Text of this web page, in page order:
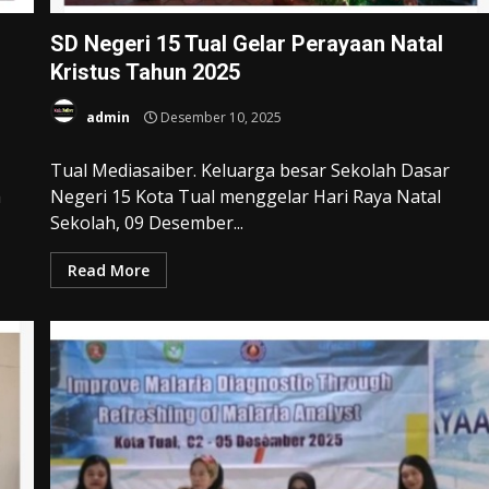
SD Negeri 15 Tual Gelar Perayaan Natal
Kristus Tahun 2025
admin Desember 10, 2025
Tual Mediasaiber. Keluarga besar Sekolah Dasar
Negeri 15 Kota Tual menggelar Hari Raya Natal
Sekolah, 09 Desember...
Read More